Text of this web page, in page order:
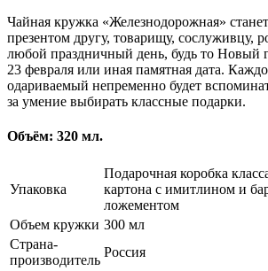
Чайная кружка «Железнодорожная»
презентом другу, товарищу, сослуживцу,
любой праздничный день, будь то Новый
23 февраля или иная памятная дата.
одариваемый непременно будет
за умение выбирать классные подарки.
Объём: 320 мл.
Упаковка
Подарочная коробка
картона с имитлином и
ложементом
Объем кружки 300 мл
Страна-
производитель
Россия